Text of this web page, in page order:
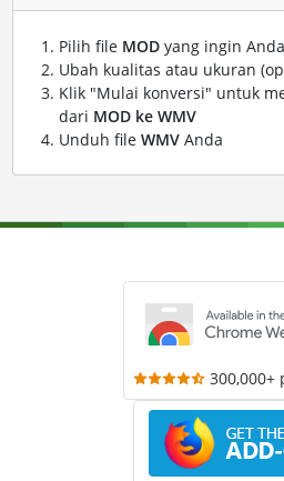
Pilih file MODyang ingin
Ubah kualitas atau ukuran
Klik "Mulai konversi" untuk
dari MOD ke WMV
Unduh file WMVAnda
300,000+